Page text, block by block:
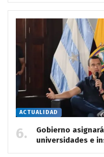
ACTUALIDAD
Gobierno
universidades e